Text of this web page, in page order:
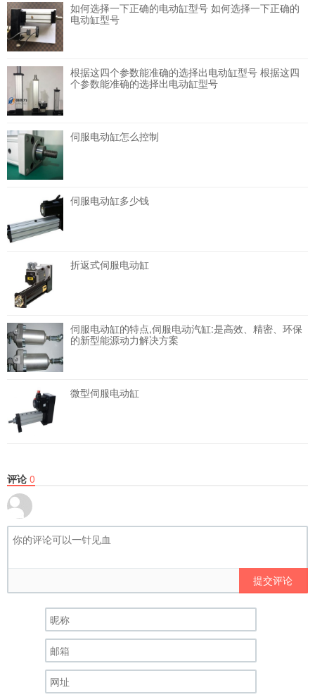
如何选择一下正确的电动缸型号 如何选择一下正确的
电动缸型号
根据这四个参数能准确的选择出电动缸型号 根据这四
个参数能准确的选择出电动缸型号
伺服电动缸怎么控制
伺服电动缸多少钱
折返式伺服电动缸
伺服电动缸的特点,伺服电动汽缸:是高效、精密、环保
的新型能源动力解决方案
微型伺服电动缸
评论 0
提交评论